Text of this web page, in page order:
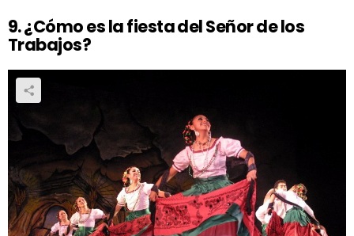
9. ¿Cómo es la fiesta del Señor de los
Trabajos?